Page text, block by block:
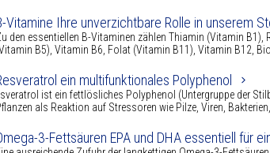
Vitamine Ihre unverzichtbare Rolle in unserem
den essentiellen B-Vitaminen zählen Thiamin (Vitamin
B5), Vitamin B6, Folat (Vitamin B11), Vitamin B12,
ein multifunktionales Polyphenol
ist ein fettlösliches Polyphenol (Untergruppe der
als Reaktion auf Stressoren wie Pilze, Viren,
3-Fettsäuren EPA und DHA essentiell für